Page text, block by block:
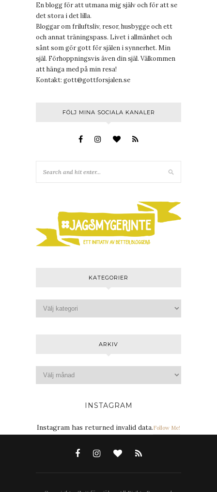
En blogg för att utmana mig själv och för att se
det stora i det lilla.
Bloggar om friluftsliv, resor, husbygge och ett
och annat träningspass. Livet i allmänhet och
sånt som gör gott för själen i synnerhet. Min
själ. Förhoppningsvis även din själ. Välkommen
att hänga med på min resa!
Kontakt: gott@gottforsjalen.se
FÖLJ MINA SOCIALA KANALER
KATEGORIER
ARKIV
INSTAGRAM
Instagram has returned invalid data.Follow Me!